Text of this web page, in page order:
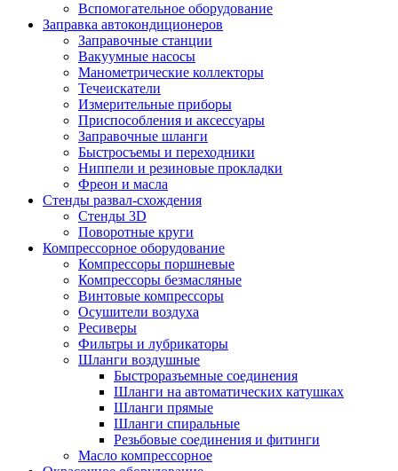
Вспомогательное оборудование
Заправка автокондиционеров
Заправочные станции
Вакуумные насосы
Манометрические коллекторы
Течеискатели
Измерительные приборы
Приспособления и аксессуары
Заправочные шланги
Быстросъемы и переходники
Ниппели и резиновые прокладки
Фреон и масла
Стенды развал-схождения
Стенды 3D
Поворотные круги
Компрессорное оборудование
Компрессоры поршневые
Компрессоры безмасляные
Винтовые компрессоры
Осушители воздуха
Ресиверы
Фильтры и лубрикаторы
Шланги воздушные
Быстроразъемные соединения
Шланги на автоматических катушках
Шланги прямые
Шланги спиральные
Резьбовые соединения и фитинги
Масло компрессорное